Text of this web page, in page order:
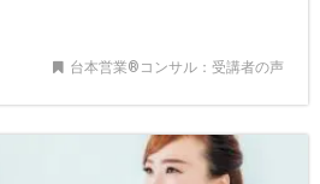
台本営業®︎コンサル：受講者の声